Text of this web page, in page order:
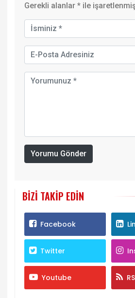
Gerekli alanlar * ile
Yorumu Gönder
BIZI TAKIP EDIN
Facebook
Twitter
Youtube